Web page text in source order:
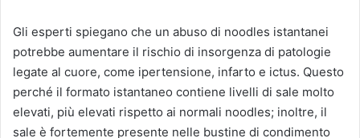
Gli esperti spiegano che un abuso di noodles istantanei
potrebbe aumentare il rischio di insorgenza di patologie
legate al cuore, come ipertensione, infarto e ictus. Questo
perché il formato istantaneo contiene livelli di sale molto
elevati, più elevati rispetto ai normali noodles; inoltre, il
sale è fortemente presente nelle bustine di condimento